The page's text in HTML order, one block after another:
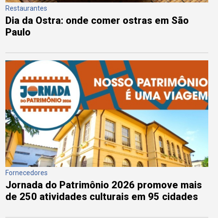
Restaurantes
Dia da Ostra: onde comer ostras em São
Paulo
Fornecedores
Jornada do Patrimônio 2026 promove mais
de 250 atividades culturais em 95 cidades